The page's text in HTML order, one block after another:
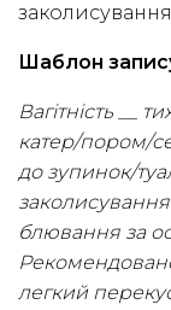
Шаблон
Вагітність __
катер/пором/
до зупинок/
заколисування
блювання за
легкий